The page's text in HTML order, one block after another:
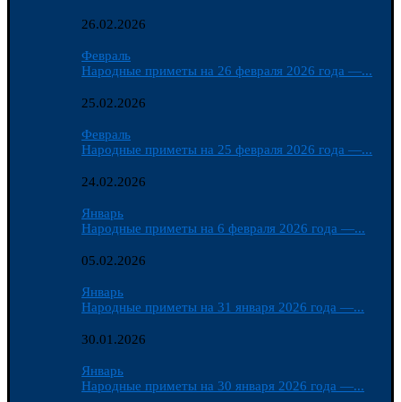
26.02.2026
Февраль
Народные приметы на 26 февраля 2026 года —...
25.02.2026
Февраль
Народные приметы на 25 февраля 2026 года —...
24.02.2026
Январь
Народные приметы на 6 февраля 2026 года —...
05.02.2026
Январь
Народные приметы на 31 января 2026 года —...
30.01.2026
Январь
Народные приметы на 30 января 2026 года —...